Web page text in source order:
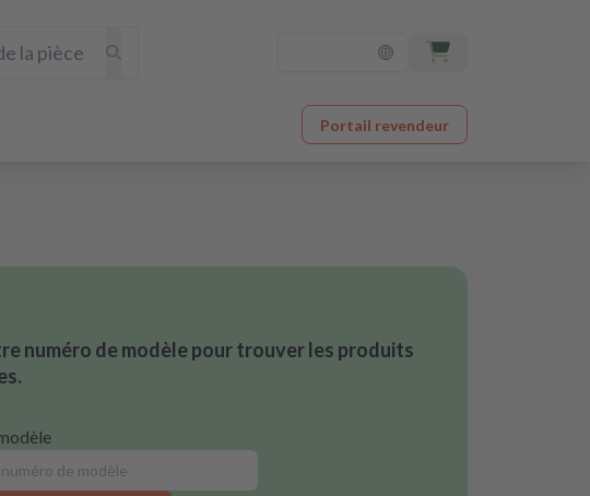
Portail revendeur
numéro de modèle pour trouver les produits